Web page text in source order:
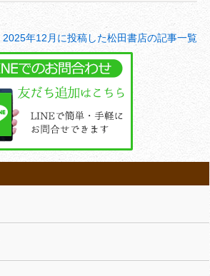
2025年12月に投稿した松田書店の記事一覧